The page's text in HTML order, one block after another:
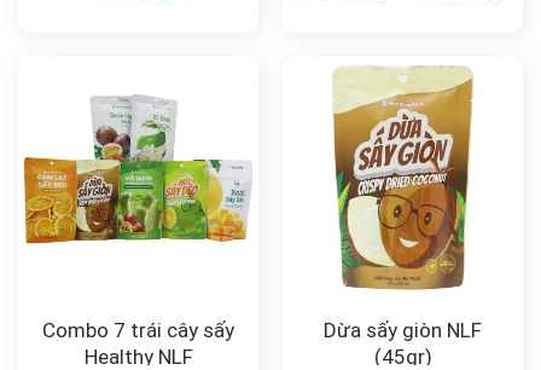
Combo 7 trái cây sấy
Healthy NLF
Dừa sấy giòn NLF
(45gr)